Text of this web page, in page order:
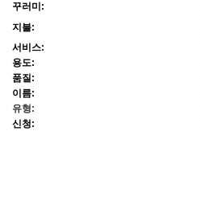
꾸러미 :
지불:
서비스:
용도:
품질:
이름:
유형:
신청: